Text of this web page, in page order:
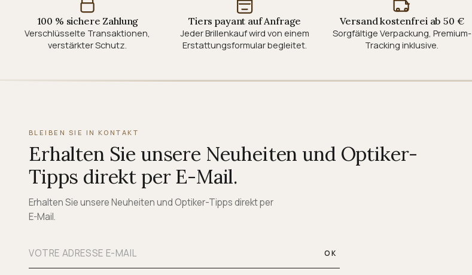
100 % sichere Zahlung
Verschlüsselte Transaktionen,
verstärkter Schutz.
Tiers payant auf Anfrage
Jeder Brillenkauf wird von einem
Erstattungsformular begleitet.
Versand kostenfrei ab 50 €
Sorgfältige Verpackung, Premium-
Tracking inklusive.
BLEIBEN SIE IN KONTAKT
Erhalten Sie unsere Neuheiten und Optiker-
Tipps direkt per E-Mail.
Erhalten Sie unsere Neuheiten und Optiker-Tipps direkt per
E-Mail.
OK